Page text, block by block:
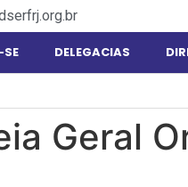
SE DELEGACIAS
Geral